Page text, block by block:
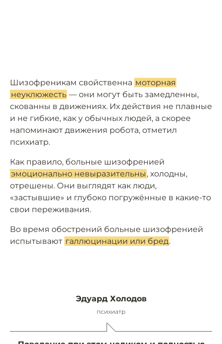
Шизофреникам свойственна моторная
неуклюжесть — они могут быть замедленны,
скованны в движениях. Их действия не плавные
и не гибкие, как у обычных людей, а скорее
напоминают движения робота, отметил
психиатр.
Как правило, больные шизофренией
эмоционально невыразительны , холодны,
отрешены. Они выглядят как люди,
«застывшие» и глубоко погружённые в какие-то
свои переживания.
Во время обострений больные шизофренией
испытывают галлюцинации или бред.
Эдуард Холодов
психиатр